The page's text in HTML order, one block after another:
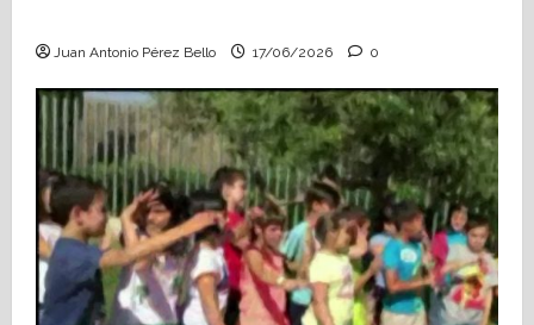
Juan Antonio Pérez Bello 17/06/2026 0